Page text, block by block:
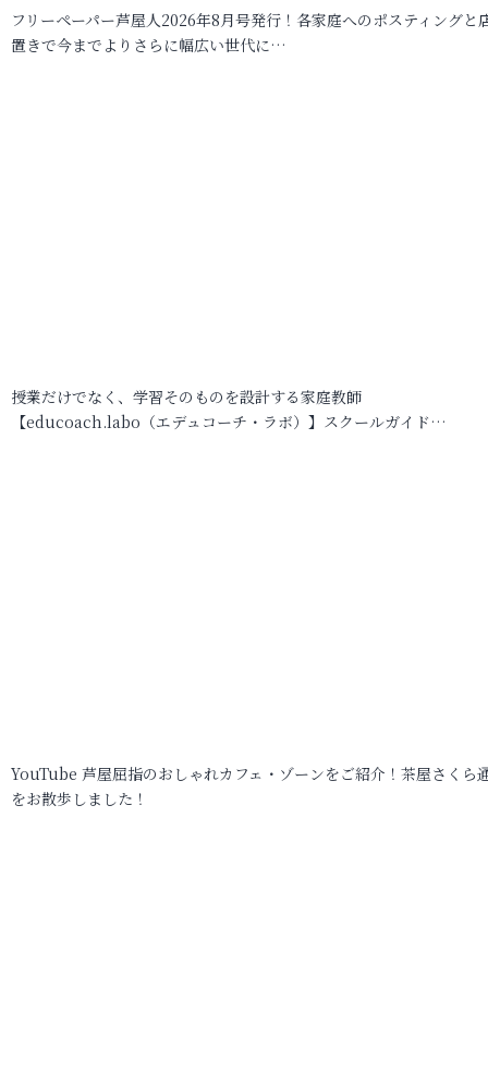
フリーペーパー芦屋人2026年8月号発行！各家庭へのポスティングと
置きで今までよりさらに幅広い世代に…
授業だけでなく、学習そのものを設計する家庭教師
【educoach.labo（エデュコーチ・ラボ）】スクールガイド…
YouTube 芦屋屈指のおしゃれカフェ・ゾーンをご紹介！茶屋さくら
をお散歩しました！